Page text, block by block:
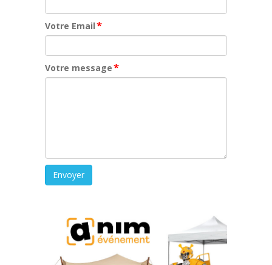
Votre Email*
Votre message*